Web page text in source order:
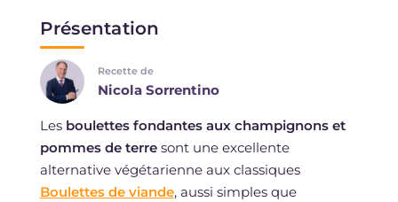
Présentation
Recette de
Nicola Sorrentino
Les boulettes fondantes aux champignons et
pommes de terresont une excellente
alternative végétarienne aux classiques
Boulettes de viande, aussi simples que